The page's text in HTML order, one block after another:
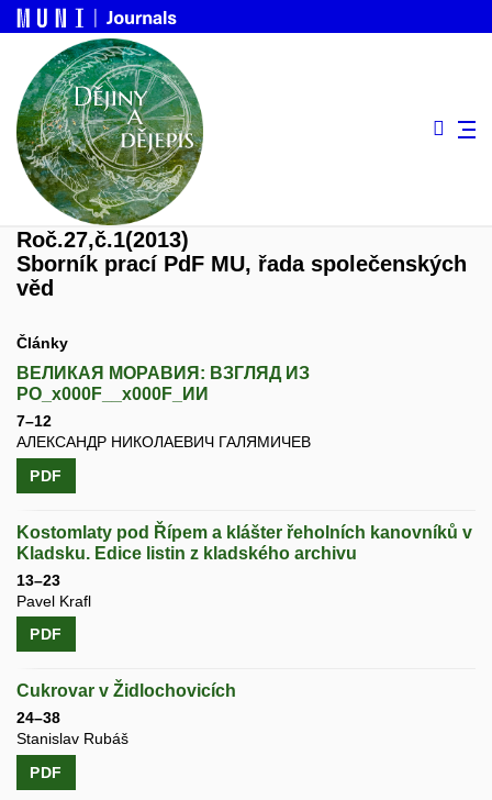
Roč.27,č.1(2013)
Sborník prací PdF MU, řada společenských
věd
Články
ВЕЛИКАЯ МОРАВИЯ: ВЗГЛЯД ИЗ
РО_x000F__x000F_ИИ
7–12
АЛЕКСАНДР НИКОЛАЕВИЧ ГАЛЯМИЧЕВ
PDF
Kostomlaty pod Řípem a klášter řeholních kanovníků v
Kladsku. Edice listin z kladského archivu
13–23
Pavel Krafl
PDF
Cukrovar v Židlochovicích
24–38
Stanislav Rubáš
PDF